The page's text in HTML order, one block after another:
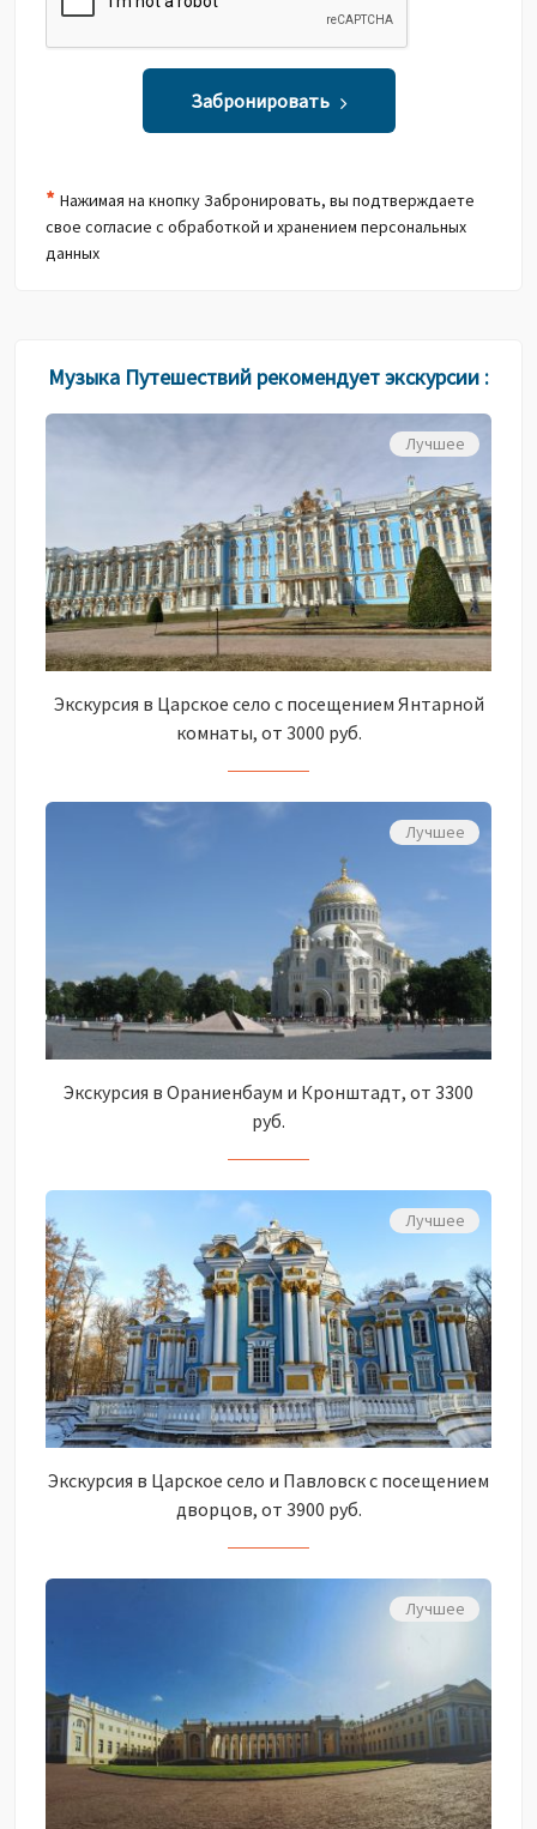
* Нажимая на кнопку Забронировать, вы подтверждаете
свое согласие с обработкой и хранением персональных
данных
Забронировать
Музыка Путешествий рекомендует экскурсии :
Лучшее
Экскурсия в Царское село с посещением Янтарной
комнаты, от 3000 руб.
Лучшее
Экскурсия в Ораниенбаум и Кронштадт, от 3300
руб.
Лучшее
Экскурсия в Царское село и Павловск с посещением
дворцов, от 3900 руб.
Лучшее